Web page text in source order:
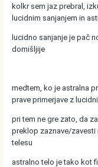
kolkr sem jaz prebral,
lucidnim sanjanjem in
lucidno sanjanje je pač
domišljije
medtem, ko je astralna
prave primerjave z
pri tem ne gre zato, da
preklop zaznave/zavesti
telesu
astralno telo je tako kot